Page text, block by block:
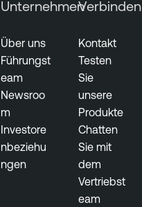
Unternehmen
Über uns
Führungst
eam
Newsroo
m
Investore
nbeziehu
ngen
Verbinden
Kontakt
Testen
Sie
unsere
Produkte
Chatten
Sie mit
dem
Vertriebst
eam